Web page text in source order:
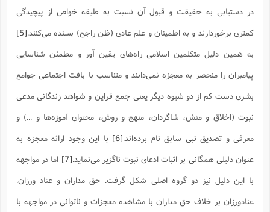
در دستیابی به حقیقت و قبول آن نسبت به طبقه خواص از پیچیدگی
کمتری برخوردارند و به اطمینان و علم عادی (ظن راجح) بسنده می‌کنند.[5]
به همین دلیل متکلمین اسلامی راه‌های یقین آور و مطمئن شناسایی
پیامبران را منحصر به معجزه نمی‌دانند و متناسب با بافت اجتماعی جوامع
بشری دست کم از دو شیوه دیگر یعنی جمع قراین و شواهد زندگانی مدعی
نبوت (اخلاق و منش، شاگردان، منهج و روش، محتوای آموزه‌ها و ...) و
معرفی و تصدیق نبی سابق نام برده‌اند.[6]
با این وجود ارائه معجزه به
عنوان دلیلی همگانی بر اثبات ادعای نبوت ناگزیر می‌نماید.[7]
اما در مواجهه
با این دلیل نیز دو گروه اصلی شکل گرفت. حق مداران و عناد ورزان.
عنادورزان بر خلاف حق مداران با مشاهده معجزات و ناتوانی در مواجهه با